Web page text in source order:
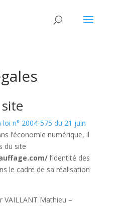
loi n° 2004-575 du 21 juin
l’économie numérique, il
du site
l’identité des
le cadre de sa réalisation
VAILLANT Mathieu –